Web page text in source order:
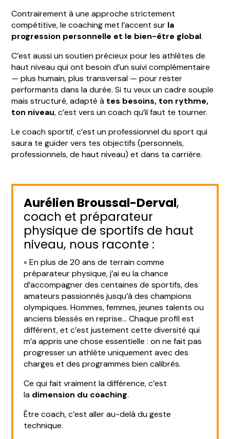
Contrairement à une approche strictement
compétitive, le coaching met l’accent sur la
progression personnelle et le bien-être global.
C’est aussi un soutien précieux pour les athlètes de
haut niveau qui ont besoin d’un suivi complémentaire
— plus humain, plus transversal — pour rester
performants dans la durée. Si tu veux un cadre souple
mais structuré, adapté à tes besoins, ton rythme,
ton niveau, c’est vers un coach qu’il faut te tourner.
Le coach sportif, c’est un professionnel du sport qui
saura te guider vers tes objectifs (personnels,
professionnels, de haut niveau) et dans ta carrière.
Aurélien Broussal-Derval,
coach et préparateur
physique de sportifs de haut
niveau, nous raconte :
« En plus de 20 ans de terrain comme
préparateur physique, j’ai eu la chance
d’accompagner des centaines de sportifs, des
amateurs passionnés jusqu’à des champions
olympiques. Hommes, femmes, jeunes talents ou
anciens blessés en reprise… Chaque profil est
différent, et c’est justement cette diversité qui
m’a appris une chose essentielle : on ne fait pas
progresser un athlète uniquement avec des
charges et des programmes bien calibrés.
Ce qui fait vraiment la différence, c’est
la dimension du coaching.
Être coach, c’est aller au-delà du geste
technique.